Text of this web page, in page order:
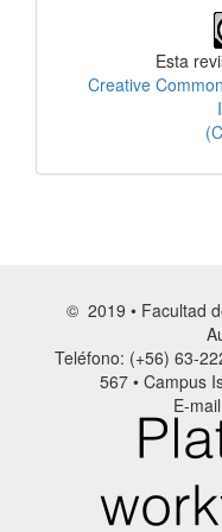
Esta
Creative
© 2019 • Facultad
Teléfono: (+56) 63-
567 • Campus
E-